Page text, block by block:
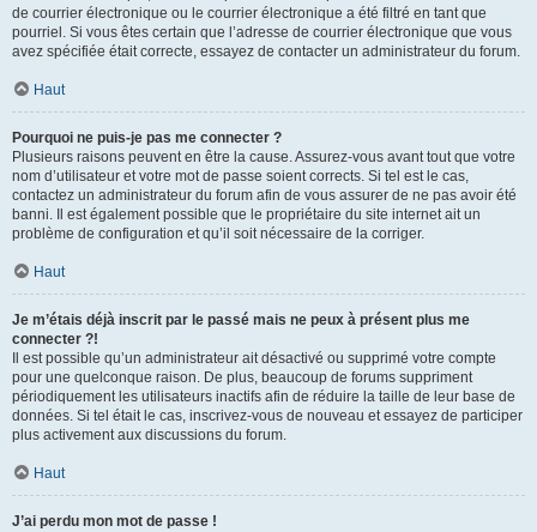
de courrier électronique ou le courrier électronique a été filtré en tant que
pourriel. Si vous êtes certain que l’adresse de courrier électronique que vous
avez spécifiée était correcte, essayez de contacter un administrateur du forum.
Haut
Pourquoi ne puis-je pas me connecter ?
Plusieurs raisons peuvent en être la cause. Assurez-vous avant tout que votre
nom d’utilisateur et votre mot de passe soient corrects. Si tel est le cas,
contactez un administrateur du forum afin de vous assurer de ne pas avoir été
banni. Il est également possible que le propriétaire du site internet ait un
problème de configuration et qu’il soit nécessaire de la corriger.
Haut
Je m’étais déjà inscrit par le passé mais ne peux à présent plus me
connecter ?!
Il est possible qu’un administrateur ait désactivé ou supprimé votre compte
pour une quelconque raison. De plus, beaucoup de forums suppriment
périodiquement les utilisateurs inactifs afin de réduire la taille de leur base de
données. Si tel était le cas, inscrivez-vous de nouveau et essayez de participer
plus activement aux discussions du forum.
Haut
J’ai perdu mon mot de passe !